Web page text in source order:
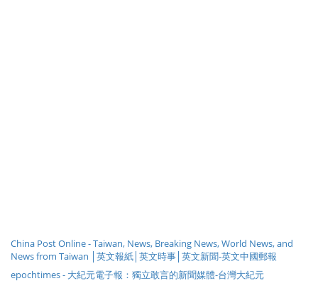
China Post Online - Taiwan, News, Breaking News, World News, and
News from Taiwan │英文報紙│英文時事│英文新聞-英文中國郵報
epochtimes - 大紀元電子報：獨立敢言的新聞媒體-台灣大紀元